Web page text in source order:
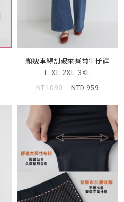
顯瘦車線割破萊賽爾牛仔褲
L XL 2XL 3XL
NT.1090
NTD.959